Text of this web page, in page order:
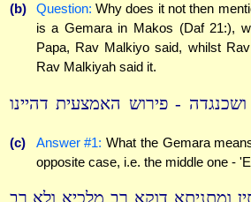
(b) Question: Why does it not then
is a Gemara in Makos (Daf 21:),
Papa, Rav Malkiyo said, whilst
Rav Malkiyah said it.
- פירוש האמצעית דהיינו
(c) Answer #1: What the Gemara
opposite case, i.e. the middle one -
ומתניתא דוקא רב מלכיא ולא רב